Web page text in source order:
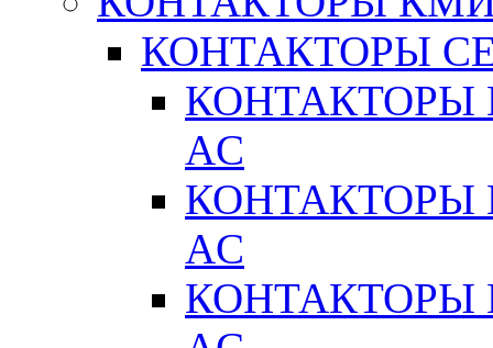
КОНТАКТОРЫ
КОНТАКТОРЫ
AC
КОНТАКТОРЫ
AC
КОНТАКТОРЫ